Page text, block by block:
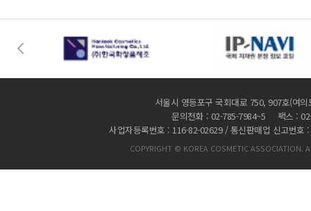
서울시 영등포구 국회대로 750, 907호(여
문의전화 : 02-785-7984~5 팩스 :
사업자등록번호 : 116-82-02629 / 통신판매업 신고번호
COPYRIGHT © KOREA COSMETIC ASSOCIATION.